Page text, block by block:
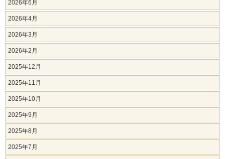
2026年6月
2026年4月
2026年3月
2026年2月
2025年12月
2025年11月
2025年10月
2025年9月
2025年8月
2025年7月